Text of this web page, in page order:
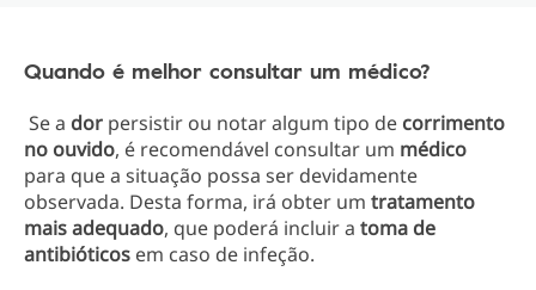
Quando é melhor consultar um médico?
Se a dor persistir ou notar algum tipo de corrimento
no ouvido, é recomendável consultar um médico
para que a situação possa ser devidamente
observada. Desta forma, irá obter um tratamento
mais adequado, que poderá incluir a toma de
antibióticos em caso de infeção.